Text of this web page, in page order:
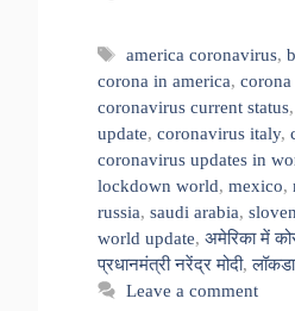
Tags
america coronavirus,
corona in america,
coronavirus current status,
update, coronavirus italy,
coronavirus updates in
lockdown world, mexico,
russia, saudi arabia,
world update, अमेरिका में
प्रधानमंत्री नरेंद्र मोदी,
Leave a comment